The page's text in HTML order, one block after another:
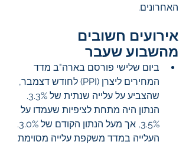
האחרונים.
אירועים חשובים
מהשבוע שעבר
ביום שלישי פורסם בארה"ב מדד
המחירים ליצרן (PPI) לחודש דצמבר,
שהצביע על עלייה שנתית של 3.3%.
הנתון היה מתחת לציפיות שעמדו על
3.5%, אך מעל הנתון הקודם של 3.0%.
העלייה במדד משקפת עלייה מסוימת